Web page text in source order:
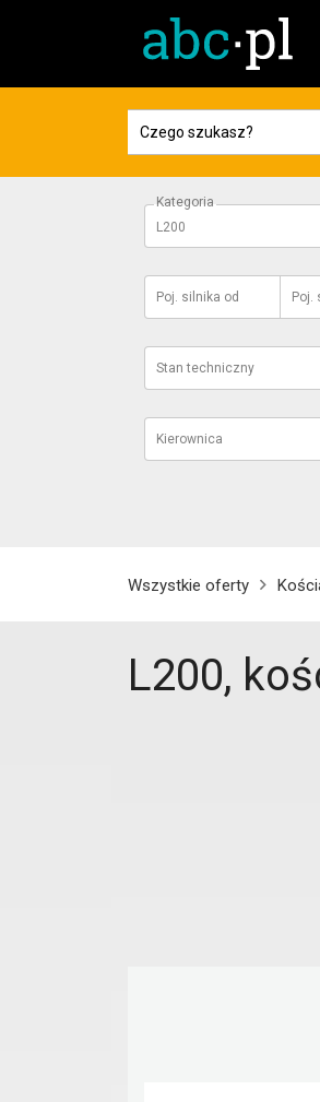
Kategoria
L200
Poj. silnika od Poj.
Stan techniczny
Kierownica
Wszystkie oferty
L200,